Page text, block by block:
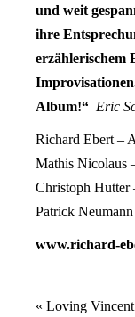
und weit
ihre
erzählerischem
Album!“ Eric
Richard Ebert –
Mathis Nicolaus
Christoph Hutter
Patrick
www.richard-
Veranstaltung
« Loving Vincent